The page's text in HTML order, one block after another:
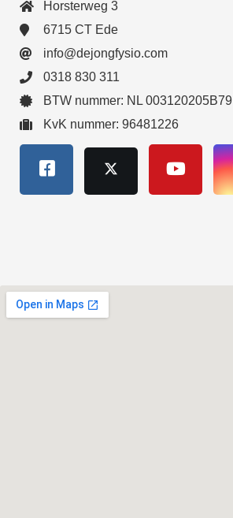
Horsterweg 3
6715 CT Ede
info@dejongfysio.com
0318 830 311
BTW nummer: NL 003120205B79
KvK nummer: 96481226